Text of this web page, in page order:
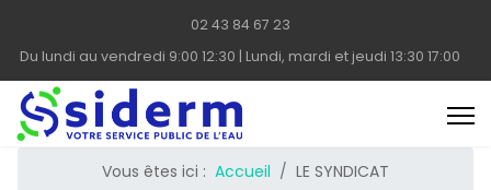
02 43 84 67 23
Du lundi au vendredi 9:00 12:30 | Lundi, mardi et jeudi 13:30 17:00
Vous êtes ici : Accueil
LE SYNDICAT